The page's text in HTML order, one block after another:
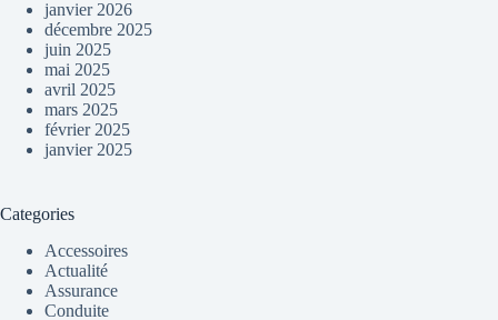
janvier 2026
décembre 2025
juin 2025
mai 2025
avril 2025
mars 2025
février 2025
janvier 2025
Categories
Accessoires
Actualité
Assurance
Conduite